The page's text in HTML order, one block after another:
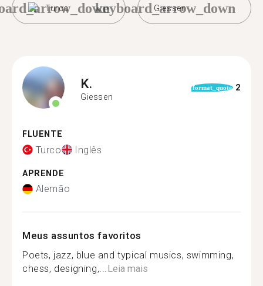
Turco Giessen
keyboard_arrow_down
K.
Giessen
format_quote 2
FLUENTE
Turco Inglês
APRENDE
Alemão
Meus assuntos favoritos
Poets, jazz, blue and typical musics, swimming,
chess, designing,...Leia mais